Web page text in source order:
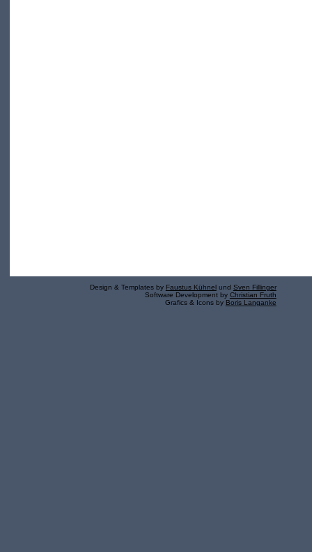
Design & Templates by Faustus Kühnel und Sven Fillinger
Software Development by Christian Fruth
Grafics & Icons by Boris Langanke